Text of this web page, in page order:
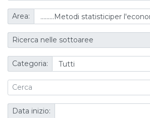
Area:
Ricerca nelle sottoaree
Categoria:
Data inizio: